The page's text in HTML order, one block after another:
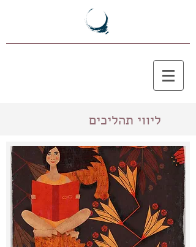
ליווי תהליכים